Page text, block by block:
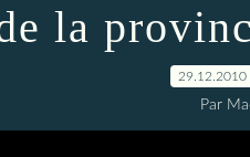
la
29.12.2010
Par